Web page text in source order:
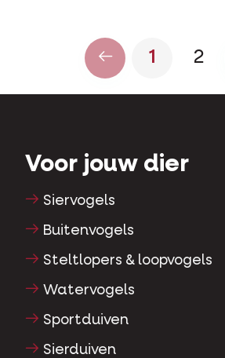
1 2
Voor jouw dier
Siervogels
Buitenvogels
Steltlopers & loopvogels
Watervogels
Sportduiven
Sierduiven